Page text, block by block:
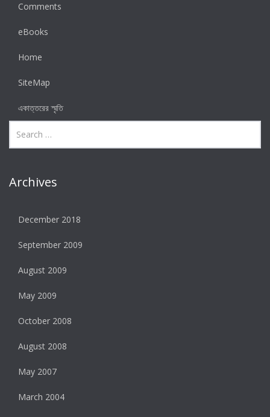
Comments
eBooks
Home
SiteMap
একাত্তরের স্মৃতি
Archives
December 2018
September 2009
August 2009
May 2009
October 2008
August 2008
May 2007
March 2004